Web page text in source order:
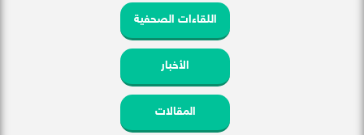
اللقاءات الصحفية
الأخبار
المقالات